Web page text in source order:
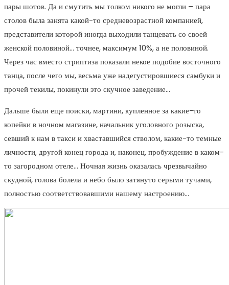
пары шотов. Да и смутить мы толком никого не могли – пара
столов была занята какой-то средневозрастной компанией,
представители которой иногда выходили танцевать со своей
женской половиной… точнее, максимум 10%, а не половиной.
Через час вместо стриптиза показали некое подобие восточного
танца, после чего мы, весьма уже надегустировшиеся самбуки и
прочей текилы, покинули это скучное заведение…
Дальше были еще поиски, мартини, купленное за какие-то
копейки в ночном магазине, начальник уголовного розыска,
севший к нам в такси и хваставшийся стволом, какие-то темные
личности, другой конец города и, наконец, пробуждение в каком-
то загородном отеле… Ночная жизнь оказалась чрезвычайно
скудной, голова болела и небо было затянуто серыми тучами,
полностью соответствовавшими нашему настроению…